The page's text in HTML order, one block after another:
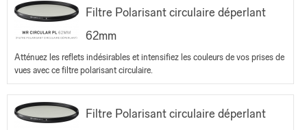
Filtre Polarisant circulaire déperlant
62mm
Atténuez les reflets indésirables et intensifiez les couleurs de vos prises de
vues avec ce filtre polarisant circulaire.
Filtre Polarisant circulaire déperlant